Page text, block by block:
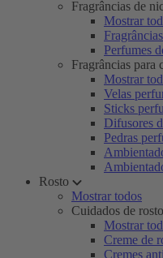
Fragrâncias de
Mostrar
Perfumes
Fragrâncias para
Mostrar
Velas
Sticks
Difusores
Pedras
Rosto
Mostrar todos
Cuidados de rosto
Mostrar
Creme de
Cremes